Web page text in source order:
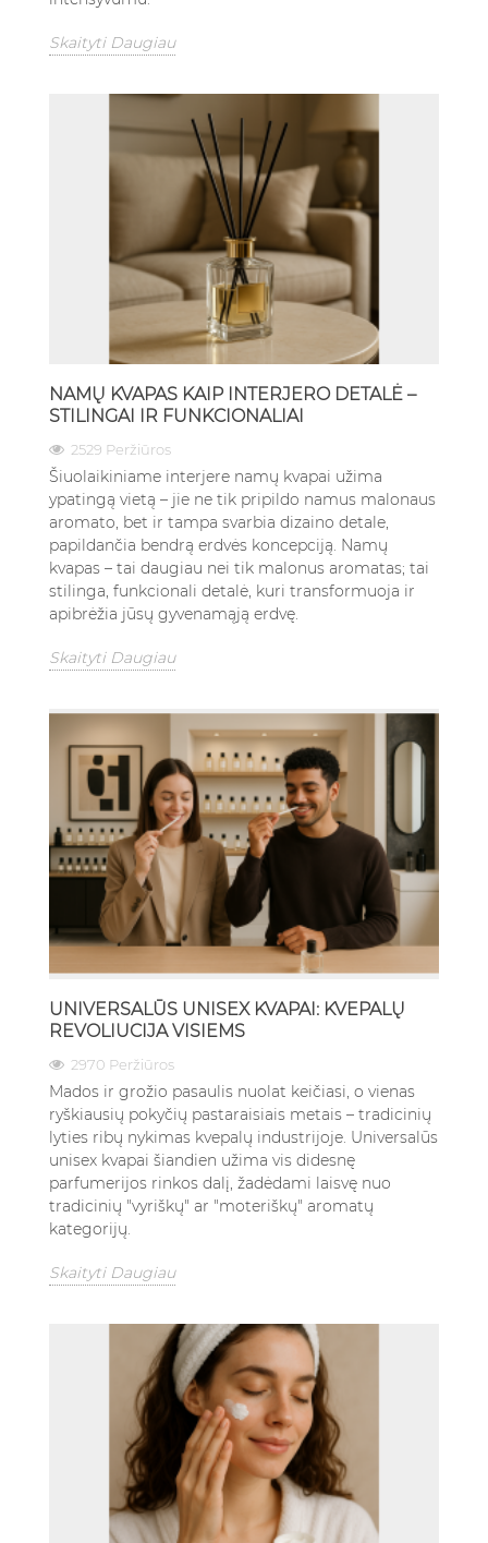
Skaityti Daugiau
NAMŲ KVAPAS KAIP INTERJERO DETALĖ –
STILINGAI IR FUNKCIONALIAI
2529 Peržiūros
Šiuolaikiniame interjere namų kvapai užima
ypatingą vietą – jie ne tik pripildo namus malonaus
aromato, bet ir tampa svarbia dizaino detale,
papildančia bendrą erdvės koncepciją. Namų
kvapas – tai daugiau nei tik malonus aromatas; tai
stilinga, funkcionali detalė, kuri transformuoja ir
apibrėžia jūsų gyvenamąją erdvę.
Skaityti Daugiau
UNIVERSALŪS UNISEX KVAPAI: KVEPALŲ
REVOLIUCIJA VISIEMS
2970 Peržiūros
Mados ir grožio pasaulis nuolat keičiasi, o vienas
ryškiausių pokyčių pastaraisiais metais – tradicinių
lyties ribų nykimas kvepalų industrijoje. Universalūs
unisex kvapai šiandien užima vis didesnę
parfumerijos rinkos dalį, žadėdami laisvę nuo
tradicinių "vyriškų" ar "moteriškų" aromatų
kategorijų.
Skaityti Daugiau